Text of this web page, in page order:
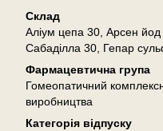
Склад
Аліум цепа 30, Арсен йод
Сабаділла 30, Гепар
Фармацевтична група
Гомеопатичний
виробництва
Категорія відпуску